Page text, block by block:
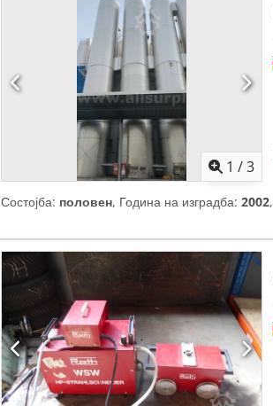
1 /3
Состојба: половен, Година на изградба: 2002,